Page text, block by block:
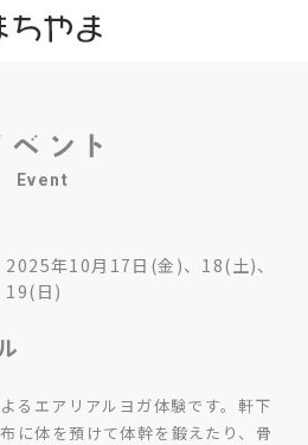
Event
2025年10月17日(金)、18(土)、
19(日)
るエアリアルヨガ体験です。軒下
に体を預けて体幹を鍛えたり、骨